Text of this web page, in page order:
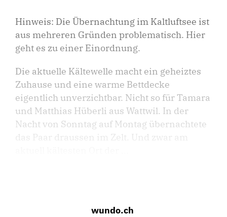
Hinweis: Die Übernachtung im Kaltluftsee ist
aus mehreren Gründen problematisch. Hier
geht es zu einer Einordnung.
Die aktuelle Kältewelle macht ein geheiztes
Zuhause und eine warme Bettdecke
eigentlich unverzichtbar. Nicht so für Tamara
und Matthias Hüberli aus Wattwil. In der
Nacht von Sonntag auf Montag übernachtete
das Paar draussen im Zelt. Und zwar am
wundo.ch